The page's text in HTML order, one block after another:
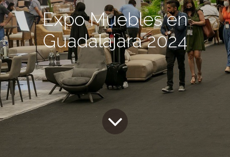
Expo Muebles en
Guadalajara 2024